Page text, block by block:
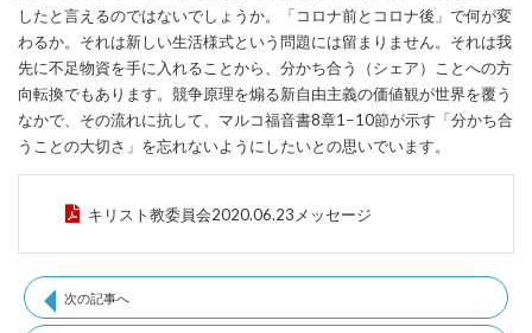
したと言えるのではないでしょうか。「コロナ前とコロナ後」で何が変
わるか。それは新しい生活様式という問題には留まりません。それは我
先に不足物資を手に入れることから、分かち合う（シェア）ことへの方
向転換でもあります。競争原理を煽る新自由主義の価値観が世界を覆う
なかで、その流れに抗して、マルコ福音書8章1−10節が示す「分かち合
うことの大切さ」を忘れないようにしたいとの思いでいます。
キリスト教委員会2020.06.23メッセージ
次の記事へ